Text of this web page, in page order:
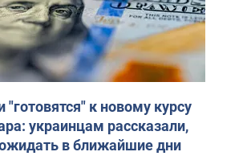
"готовятся" к новому курсу
украинцам рассказали,
в ближайшие дни